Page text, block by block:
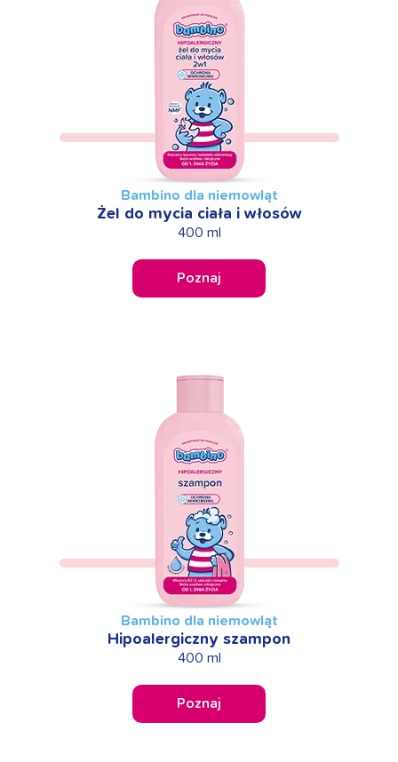
Bambino dla niemowląt
Żel do mycia ciała i włosów
400 ml
Poznaj
Bambino dla niemowląt
Hipoalergiczny szampon
400 ml
Poznaj